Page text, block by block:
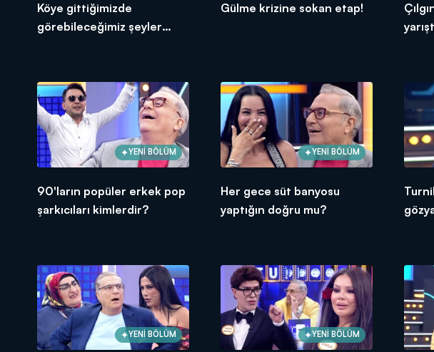
Köye gittiğimizde
görebileceğimiz şeyler
Gülme krizine sokan etap!
YENİ BÖLÜM
90'ların popüler erkek pop
şarkıcıları kimlerdir?
YENİ BÖLÜM
Her gece süt banyosu
yaptığın doğru mu?
YENİ BÖLÜM YENİ BÖLÜM